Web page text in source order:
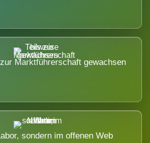
Marktführerschaft gewachsen
sondern im offenen Web